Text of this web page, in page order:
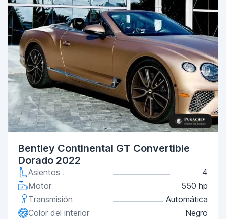
Bentley Continental GT Convertible
Dorado 2022
Asientos
4
Motor
550 hp
Transmisión
Automática
Color del interior
Negro